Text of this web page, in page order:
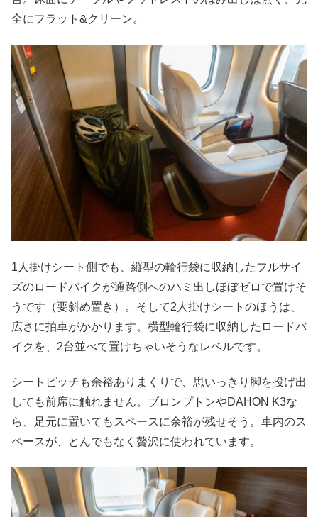
全にフラット&クリーン。
1人掛けシート側でも、縦型の輪行袋に収納したフルサイ
ズのロードバイクが通路側へのハミ出しほぼゼロで置けそ
うです（要斜め置き）。そして2人掛けシートのほうは、
広さに拍車がかかります。横型輪行袋に収納したロードバ
イクを、2台並べて置けちゃいそうなレベルです。
シートピッチも余裕ありまくりで、思いっきり脚を投げ出
しても前席に触れません。ブロンプトンやDAHON K3な
ら、足元に置いてもスペースに余裕が残せそう。車内のス
ペースが、とんでもなく贅沢に使われています。